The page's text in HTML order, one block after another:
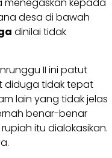
desa di bawah
dinilai tidak
II ini patut
diduga tidak tepat
lain yang tidak jelas
benar-benar
itu dialokasikan.